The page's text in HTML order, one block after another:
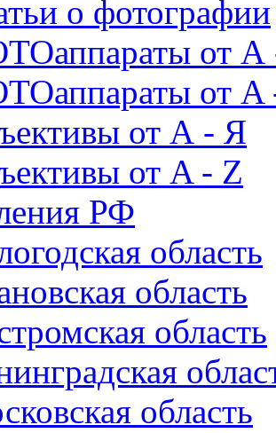
о фотографии
от А
от A
от А - Я
от A - Z
РФ
область
область
область
область